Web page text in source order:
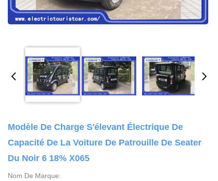
Modèle De Charge S'élevant Électrique De
Capacité De La Voiture De Patrouille De Seater
Du Noir 6 18% X065
Nom De Marque: